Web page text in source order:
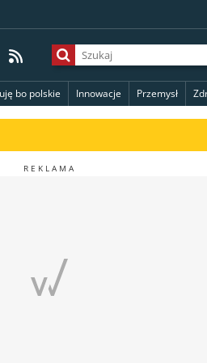
bo polskie Innowacje Przemysł